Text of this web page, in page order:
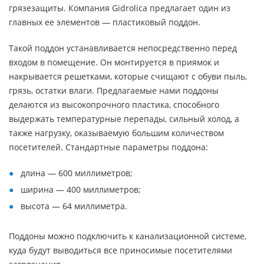
грязезащиты. Компания Gidrolica предлагает один из
главных ее элементов — пластиковый поддон.
Такой поддон устанавливается непосредственно перед
входом в помещение. Он монтируется в приямок и
накрывается решетками, которые счищают с обуви пыль,
грязь, остатки влаги. Предлагаемые нами поддоны
делаются из высокопрочного пластика, способного
выдержать температурные перепады, сильный холод, а
также нагрузку, оказываемую большим количеством
посетителей. Стандартные параметры поддона:
длина — 600 миллиметров;
ширина — 400 миллиметров;
высота — 64 миллиметра.
Поддоны можно подключить к канализационной системе,
куда будут выводиться все приносимые посетителями